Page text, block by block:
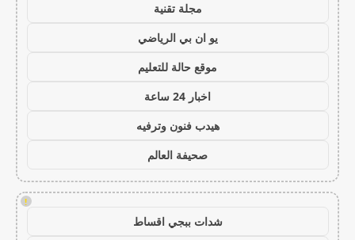
مجلة تقنية
يو ان بي الرياضي
موقع حالة للتعليم
اخبار 24 ساعة
هيدب فنون وترفيه
صحيفة العالم
!
شدات ببجي اقساط